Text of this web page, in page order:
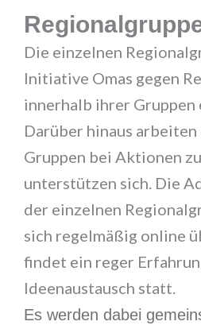
Die einzelnen
Initiative Omas gegen
innerhalb ihrer Gruppen
Darüber hinaus
Gruppen bei Aktionen
unterstützen sich. Die
der einzelnen
sich regelmäßig online
findet ein reger
Ideenaustausch statt.
Es werden dabei